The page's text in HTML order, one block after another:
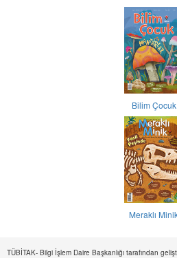
Bilim Çocuk
Meraklı
TÜBİTAK- Bilgi İşlem Daire Başkanlığı tarafından